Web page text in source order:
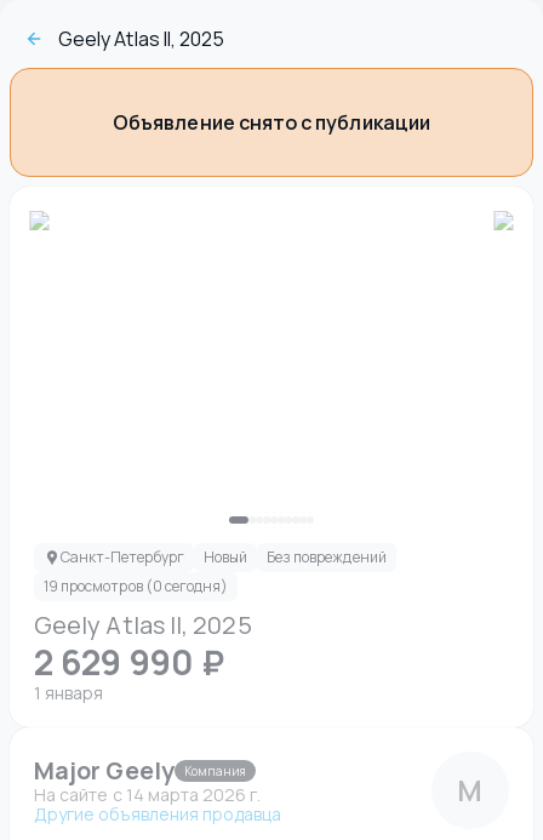
Geely Atlas II, 2025
Объявление снято с публикации
Geely Atlas II, 2025
2 629 990 ₽
1 января
Санкт-Петербург Новый
Без повреждений
19 просмотров (0 сегодня)
Major Geely Компания
На сайте c 14 марта 2026 г.
Другие объявления продавца
M